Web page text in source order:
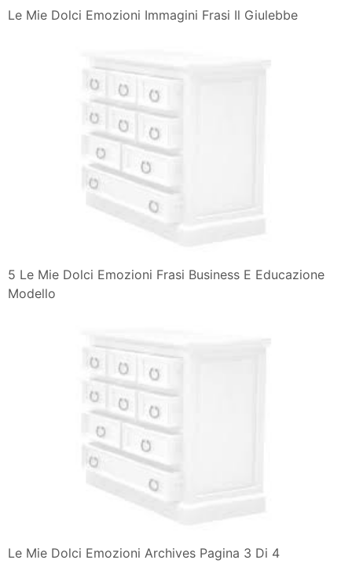
Le Mie Dolci Emozioni Immagini Frasi Il Giulebbe
5 Le Mie Dolci Emozioni Frasi Business E Educazione
Modello
Le Mie Dolci Emozioni Archives Pagina 3 Di 4